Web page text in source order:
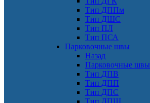
Тип ДППм
Тип ДШС
Тип ПЛ
Тип ПСА
Парковочные швы
Назад
Парковочные швы
Тип ДПВ
Тип ДПП
Тип ДПС
Тип ДПШ